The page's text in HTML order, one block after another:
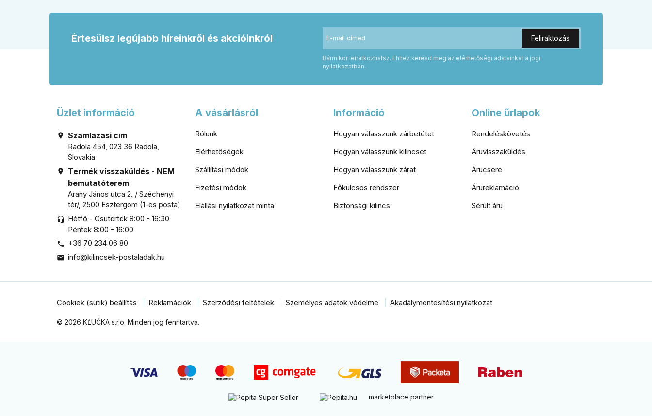
használatban.
Értesülsz legújabb híreinkről és akcióinkról
Bármikor leiratkozhatsz. Ehhez keresd meg az elérhetőségi adatainkat a jogi
nyilatkozatban.
Üzlet információ
 Számlázási cím
Radola 454, 023 36 Radola,
Slovakia

Termék visszaküldés - NEM
bemutatóterem
Arany János utca 2. / Széchenyi
tér/, 2500 Esztergom (1-es posta)
headset_mic
Hétfő - Csütörtök 8:00 - 16:30
Péntek 8:00 - 16:00
 +36 70 234 06 80
 info@kilincsek-postaladak.hu
A vásárlásról
Rólunk
Elérhetőségek
Szállítási módok
Fizetési módok
Elállási nyilatkozat minta
Információ
Hogyan válasszunk zárbetétet
Hogyan válasszunk kilincset
Hogyan válasszunk zárat
Főkulcsos rendszer
Biztonsági kilincs
Online űrlapok
Rendeléskövetés
Áruvisszaküldés
Árucsere
Árureklamáció
Sérült áru
© 2026 KĽUČKA s.r.o. Minden jog fenntartva.
Cookiek (sütik) beállítás Reklamációk Szerződési feltételek Személyes adatok védelme Akadálymentesítési nyilatkozat
marketplace partner